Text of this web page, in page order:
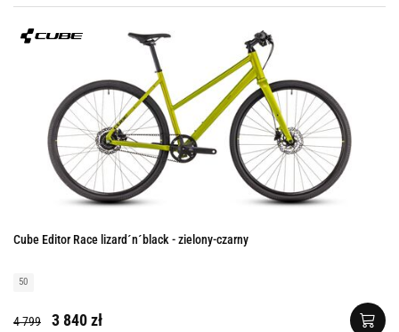
Cube Editor Race lizard´n´black - zielony-czarny
50
4 799 3 840 zł